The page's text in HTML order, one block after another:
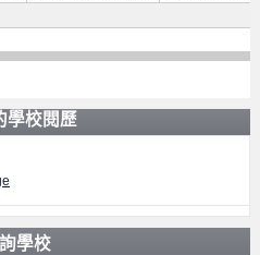
學校閱歷
學校